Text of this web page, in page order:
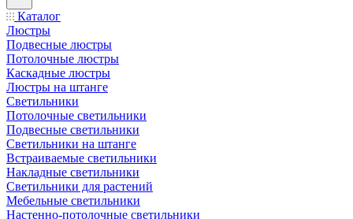
Каталог
Люстры
Подвесные люстры
Потолочные люстры
Каскадные люстры
Люстры на штанге
Светильники
Потолочные светильники
Подвесные светильники
Светильники на штанге
Встраиваемые светильники
Накладные светильники
Светильники для растений
Мебельные светильники
Настенно-потолочные светильники